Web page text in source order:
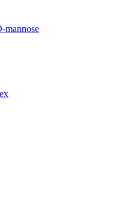
mannose